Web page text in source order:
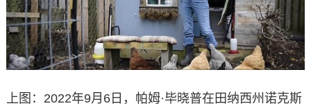
上图：2022年9月6日，帕姆·毕晓普在田纳西州诺克斯